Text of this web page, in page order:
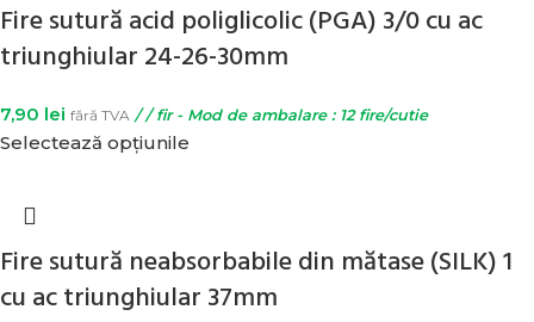
Fire sutură acid poliglicolic (PGA) 3/0 cu ac
triunghiular 24-26-30mm
7,90 lei fără TVA / / fir - Mod de ambalare : 12 fire/cutie
Selectează opțiunile
Fire sutură neabsorbabile din mătase (SILK) 1
cu ac triunghiular 37mm